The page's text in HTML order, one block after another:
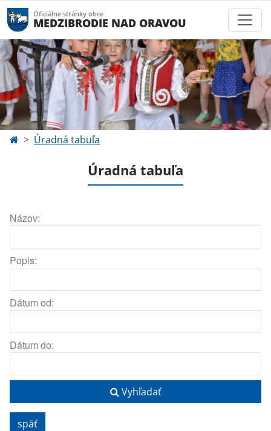
Oficiálne stránky obce
MEDZIBRODIE NAD ORAVOU
Úradná tabuľa
Úradná tabuľa
Názov:
Popis:
Dátum od:
Dátum do:
Vyhľadať
späť